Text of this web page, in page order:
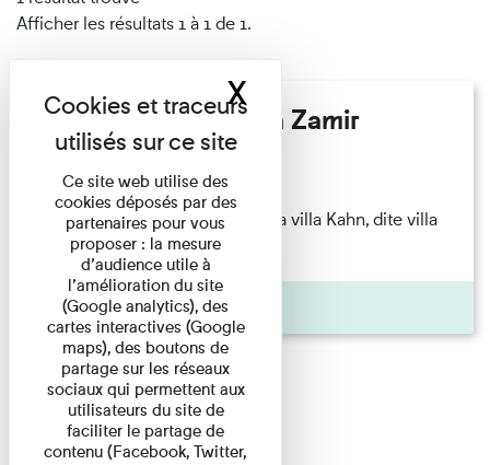
Afficher les résultats 1 à 1 de 1.
Hélène Gaudy - Villa Zamir
Lecture
couchant) [Angle nord-est de la villa Kahn, dite villa
Zamir et lumières du ...
Pages
Ce site web utilise des
cookies déposés par des
partenaires pour vous
proposer : la mesure
d’audience utile à
l’amélioration du site
(Google analytics), des
cartes interactives (Google
maps), des boutons de
partage sur les réseaux
sociaux qui permettent aux
utilisateurs du site de
faciliter le partage de
contenu (Facebook, Twitter,
XMasquer le